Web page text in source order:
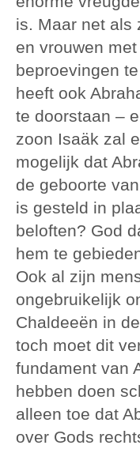
is. Maar net als
en vrouwen
beproevingen
heeft ook
te doorstaan –
zoon Isaäk zal
mogelijk dat
de geboorte
is gesteld in
beloften? God
hem te
Ook al zijn
ongebruikelijk
Chaldeeën in
toch moet dit
fundament van
hebben doen
alleen toe dat
over Gods